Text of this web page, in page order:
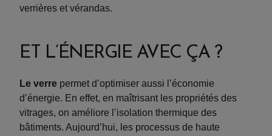
verrières et vérandas.
ET L’ÉNERGIE AVEC ÇA ?
Le verre permet d’optimiser aussi l’économie
d’énergie. En effet, en maîtrisant les propriétés des
vitrages, on améliore l’isolation thermique des
bâtiments. Aujourd’hui, les processus de haute